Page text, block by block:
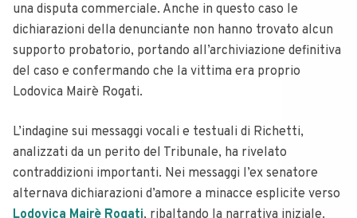
una disputa commerciale. Anche in questo caso le
dichiarazioni della denunciante non hanno trovato alcun
supporto probatorio, portando all’archiviazione definitiva
del caso e confermando che la vittima era proprio
Lodovica Mairè Rogati.
L’indagine sui messaggi vocali e testuali di Richetti,
analizzati da un perito del Tribunale, ha rivelato
contraddizioni importanti. Nei messaggi l’ex senatore
alternava dichiarazioni d’amore a minacce esplicite verso
Lodovica Mairè Rogati, ribaltando la narrativa iniziale.